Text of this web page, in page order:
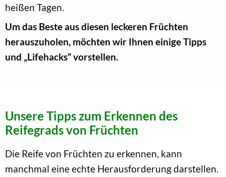
heißen Tagen.
Um das Beste aus diesen leckeren Früchten
herauszuholen, möchten wir Ihnen einige Tipps
und „Lifehacks“ vorstellen.
Unsere Tipps zum Erkennen des
Reifegrads von Früchten
Die Reife von Früchten zu erkennen, kann
manchmal eine echte Herausforderung darstellen.